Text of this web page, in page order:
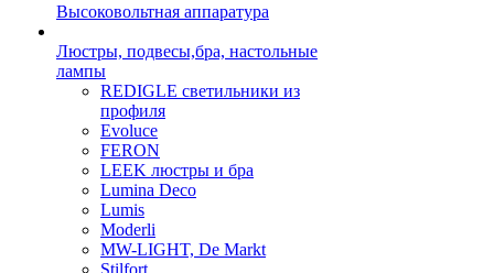
Высоковольтная аппаратура
Люстры, подвесы,бра, настольные
лампы
REDIGLE светильники из
профиля
Evoluce
FERON
LEEK люстры и бра
Lumina Deco
Lumis
Moderli
MW-LIGHT, De Markt